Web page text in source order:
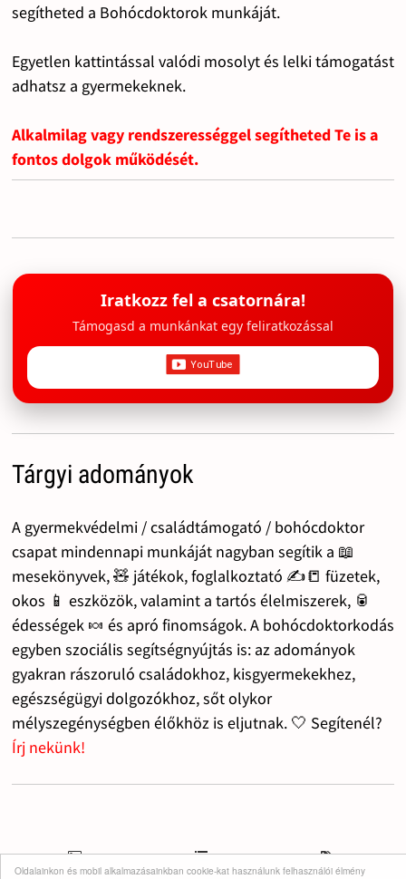
Oldalainkon és mobil alkalmazásainkban cookie-kat használunk felhasználói élmény
segítheted a Bohócdoktorok munkáját.
Egyetlen kattintással valódi mosolyt és lelki támogatást
adhatsz a gyermekeknek.
Alkalmilag vagy rendszerességgel segítheted Te is a
fontos dolgok működését.
Iratkozz fel a csatornára!
Támogasd a munkánkat egy feliratkozással
Tárgyi adományok
A gyermekvédelmi / családtámogató / bohócdoktor
csapat mindennapi munkáját nagyban segítik a 📖
mesekönyvek, 🧸 játékok, foglalkoztató ✍️📒 füzetek,
okos 📱 eszközök, valamint a tartós élelmiszerek, 🥫
édességek 🍬 és apró finomságok. A bohócdoktorkodás
egyben szociális segítségnyújtás is: az adományok
gyakran rászoruló családokhoz, kisgyermekekhez,
egészségügyi dolgozókhoz, sőt olykor
mélyszegénységben élőkhöz is eljutnak. 🤍 Segítenél?
Írj nekünk!